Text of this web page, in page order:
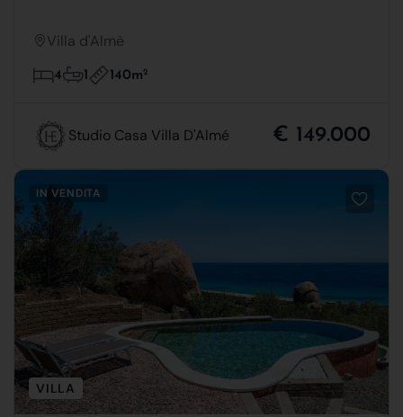
Villa d'Almè
4 1 140m2
Studio Casa Villa D'Almé € 149.000
IN VENDITA
VILLA